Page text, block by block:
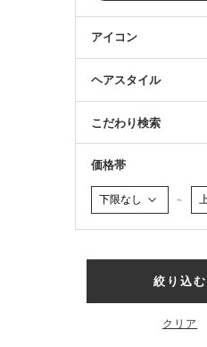
アイコン
ヘアスタイル
こだわり検索
価格帯
～
絞り込む
クリア